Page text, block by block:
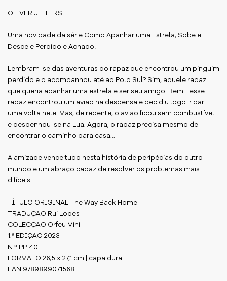
OLIVER JEFFERS
Uma novidade da série Como Apanhar uma Estrela, Sobe e
Desce e Perdido e Achado!
Lembram-se das aventuras do rapaz que encontrou um pinguim
perdido e o acompanhou até ao Polo Sul? Sim, aquele rapaz
que queria apanhar uma estrela e ser seu amigo. Bem... esse
rapaz encontrou um avião na despensa e decidiu logo ir dar
uma volta nele. Mas, de repente, o avião ficou sem combustível
e despenhou-se na Lua. Agora, o rapaz precisa mesmo de
encontrar o caminho para casa...
A amizade vence tudo nesta história de peripécias do outro
mundo e um abraço capaz de resolver os problemas mais
difíceis!
TÍTULO ORIGINAL The Way Back Home
TRADUÇÃO Rui Lopes
COLECÇÃO Orfeu Mini
1.ª EDIÇÃO 2023
N.º PP. 40
FORMATO 26,5 x 27,1 cm | capa dura
EAN 9789899071568